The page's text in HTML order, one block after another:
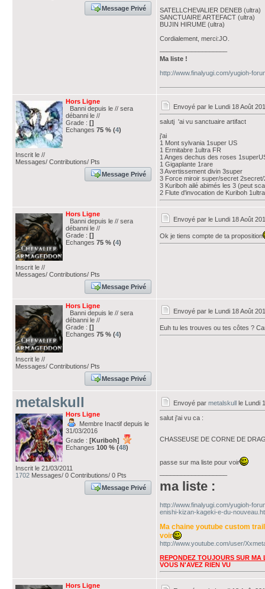
Message Privé
SATELLCHEVALIER DENEB (ultra)
SANCTUAIRE ARTEFACT (ultra)
BUJIN HIRUME (ultra)
Cordialement, merci:JO.
Ma liste !
http://www.finalyugi.com/yugioh-
Hors Ligne
Banni depuis le // sera
débanni le //
Grade : []
Echanges 75 % (4)
Inscrit le //
Messages/ Contributions/ Pts
Message Privé
Envoyé par le Lundi 18 Août
salutj 'ai vu sanctuaire artifact
j'ai
1 Mont sylvania 1super US
1 Ermitabre 1ultra FR
1 Anges dechus des roses
1 Gigaplante 1rare
3 Avertissement divin 3super
3 Force miroir super/secret
3 Kuriboh ailé abimés les 3 (peut
2 Flute d'invocation de Kuriboh
Hors Ligne
Banni depuis le // sera
débanni le //
Grade : []
Echanges 75 % (4)
Inscrit le //
Messages/ Contributions/ Pts
Message Privé
Envoyé par le Lundi 18 Août
Ok je tiens compte de ta proposition
Hors Ligne
Banni depuis le // sera
débanni le //
Grade : []
Echanges 75 % (4)
Inscrit le //
Messages/ Contributions/ Pts
Message Privé
Envoyé par le Lundi 18 Août
Euh tu les trouves ou tes côtes ?
metalskull
Hors Ligne
Membre Inactif depuis le
31/03/2016
Grade : [Kuriboh]
Echanges 100 % (48)
Inscrit le 21/03/2011
1702 Messages/ 0 Contributions/ 0 Pts
Message Privé
Envoyé par metalskull le Lundi
salut j'ai vu ca :
CHASSEUSE DE CORNE DE
passe sur ma liste pour voir
ma liste :
http://www.finalyugi.com/yugioh-
enishi-kizan-kageki-e-du-
Ma chaine youtube custom
voir
http://www.youtube.com/user/
REPONDEZ TOUJOURS SUR MA
VOUS N'AVEZ RIEN VU
Hors Ligne